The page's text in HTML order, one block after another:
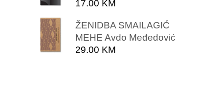
17.00 KM
ŽENIDBA SMAILAGIĆ
MEHE Avdo Međedović
29.00 KM